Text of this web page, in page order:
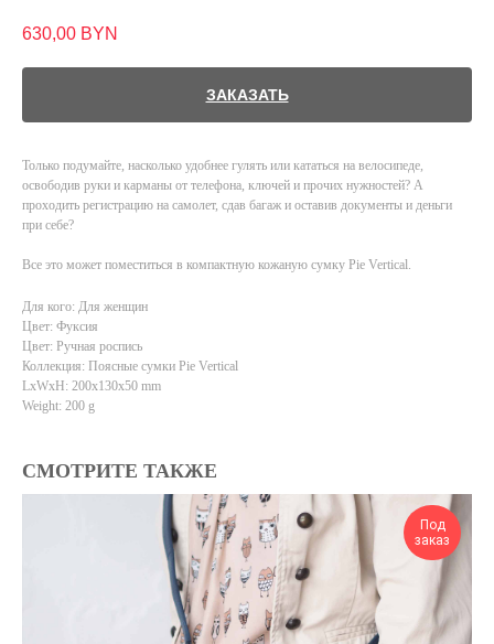
630,00 BYN
ЗАКАЗАТЬ
Только подумайте, насколько удобнее гулять или кататься на велосипеде,
освободив руки и карманы от телефона, ключей и прочих нужностей? А
проходить регистрацию на самолет, сдав багаж и оставив документы и деньги
при себе?
Все это может поместиться в компактную кожаную сумку Pie Vertical.
Для кого: Для женщин
Цвет: Фуксия
Цвет: Ручная роспись
Коллекция: Поясные сумки Pie Vertical
LxWxH: 200x130x50 mm
Weight: 200 g
СМОТРИТЕ ТАКЖЕ
Под
заказ